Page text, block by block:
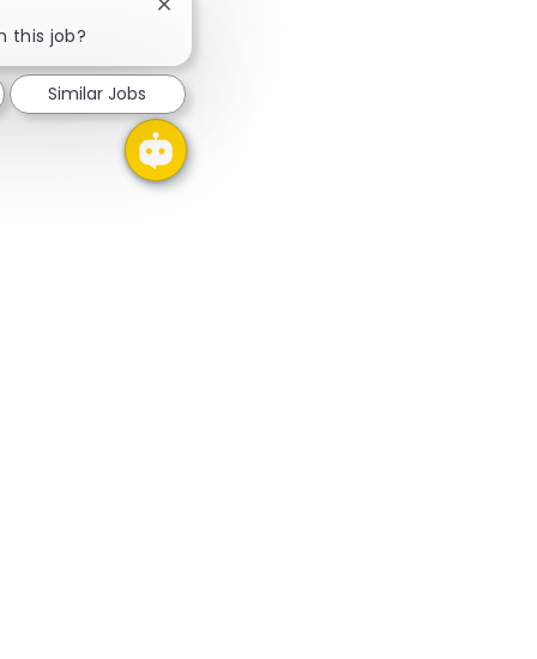
this job?
Close chatbot notification
Similar Jobs